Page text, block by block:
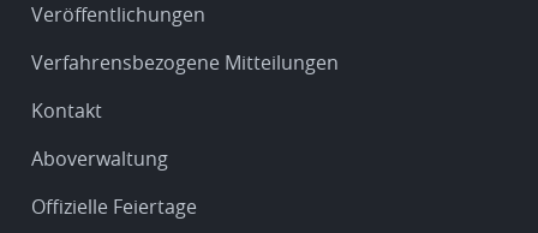
Veröffentlichungen
Verfahrensbezogene Mitteilungen
Kontakt
Aboverwaltung
Offizielle Feiertage